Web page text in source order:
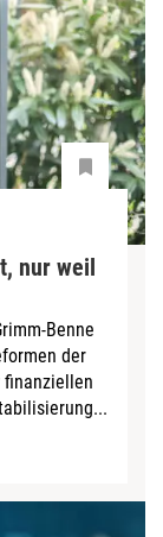
nur weil
Benne
der
finanziellen